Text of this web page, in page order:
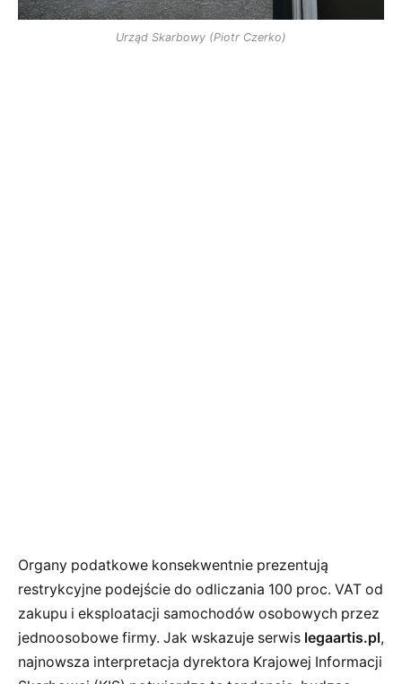
Urząd Skarbowy (Piotr Czerko)
Organy podatkowe konsekwentnie prezentują
restrykcyjne podejście do odliczania 100 proc. VAT od
zakupu i eksploatacji samochodów osobowych przez
jednoosobowe firmy. Jak wskazuje serwis legaartis.pl,
najnowsza interpretacja dyrektora Krajowej Informacji